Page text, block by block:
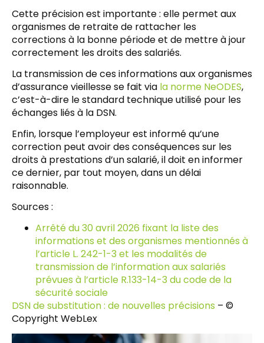
Cette précision est importante : elle permet aux
organismes de retraite de rattacher les
corrections à la bonne période et de mettre à jour
correctement les droits des salariés.
La transmission de ces informations aux organismes
d’assurance vieillesse se fait via la norme NeODES,
c’est-à-dire le standard technique utilisé pour les
échanges liés à la DSN.
Enfin, lorsque l’employeur est informé qu’une
correction peut avoir des conséquences sur les
droits à prestations d’un salarié, il doit en informer
ce dernier, par tout moyen, dans un délai
raisonnable.
Sources :
Arrêté du 30 avril 2026 fixant la liste des
informations et des organismes mentionnés à
l’article L. 242-1-3 et les modalités de
transmission de l’information aux salariés
prévues à l’article R.133-14-3 du code de la
sécurité sociale
DSN de substitution : de nouvelles précisions – ©
Copyright WebLex